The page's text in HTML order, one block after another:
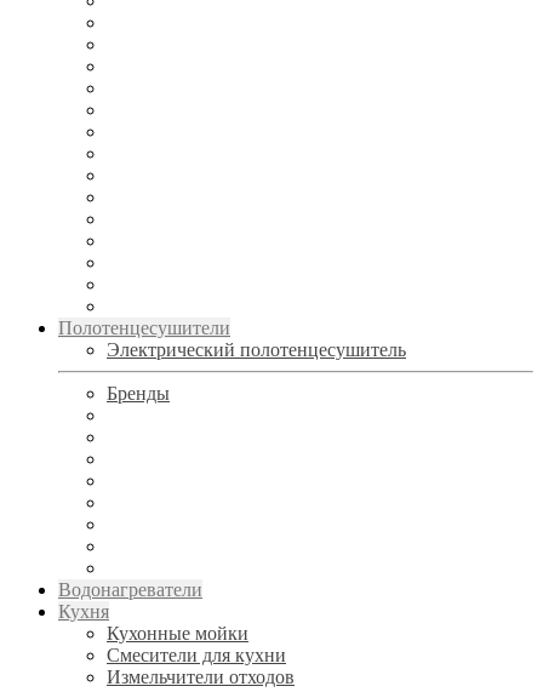
Полотенцесушители
Электрический полотенцесушитель
Бренды
Водонагреватели
Кухня
Кухонные мойки
Смесители для кухни
Измельчители отходов